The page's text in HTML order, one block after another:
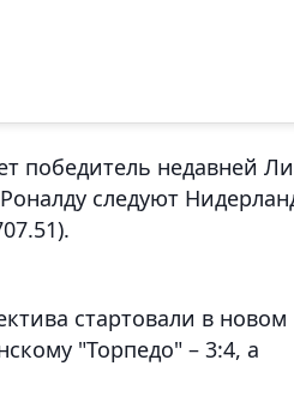
победитель недавней
следуют
стартовали в новом
"Торпедо" – 3:4, а